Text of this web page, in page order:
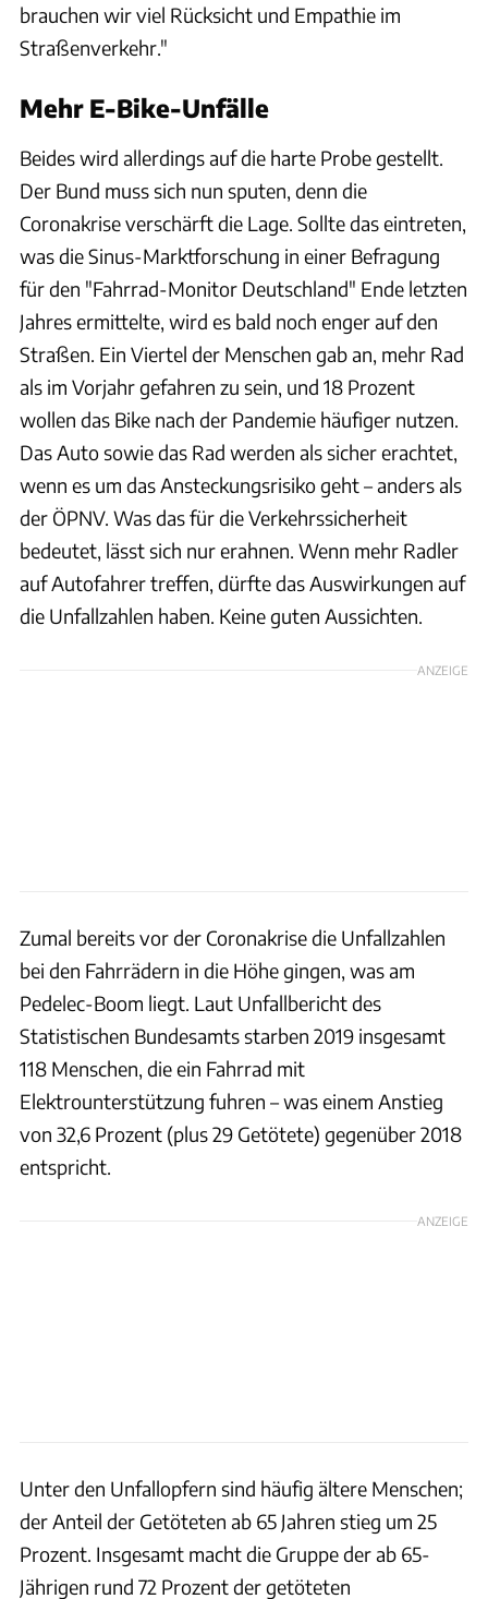
brauchen wir viel Rücksicht und Empathie im
Straßenverkehr."
Mehr E-Bike-Unfälle
Beides wird allerdings auf die harte Probe gestellt.
Der Bund muss sich nun sputen, denn die
Coronakrise verschärft die Lage. Sollte das eintreten,
was die Sinus-Marktforschung in einer Befragung
für den "Fahrrad-Monitor Deutschland" Ende letzten
Jahres ermittelte, wird es bald noch enger auf den
Straßen. Ein Viertel der Menschen gab an, mehr Rad
als im Vorjahr gefahren zu sein, und 18 Prozent
wollen das Bike nach der Pandemie häufiger nutzen.
Das Auto sowie das Rad werden als sicher erachtet,
wenn es um das Ansteckungsrisiko geht – anders als
der ÖPNV. Was das für die Verkehrssicherheit
bedeutet, lässt sich nur erahnen. Wenn mehr Radler
auf Autofahrer treffen, dürfte das Auswirkungen auf
die Unfallzahlen haben. Keine guten Aussichten.
ANZEIGE
Zumal bereits vor der Coronakrise die Unfallzahlen
bei den Fahrrädern in die Höhe gingen, was am
Pedelec-Boom liegt. Laut Unfallbericht des
Statistischen Bundesamts starben 2019 insgesamt
118 Menschen, die ein Fahrrad mit
Elektrounterstützung fuhren – was einem Anstieg
von 32,6 Prozent (plus 29 Getötete) gegenüber 2018
entspricht.
ANZEIGE
Unter den Unfallopfern sind häufig ältere Menschen;
der Anteil der Getöteten ab 65 Jahren stieg um 25
Prozent. Insgesamt macht die Gruppe der ab 65-
Jährigen rund 72 Prozent der getöteten